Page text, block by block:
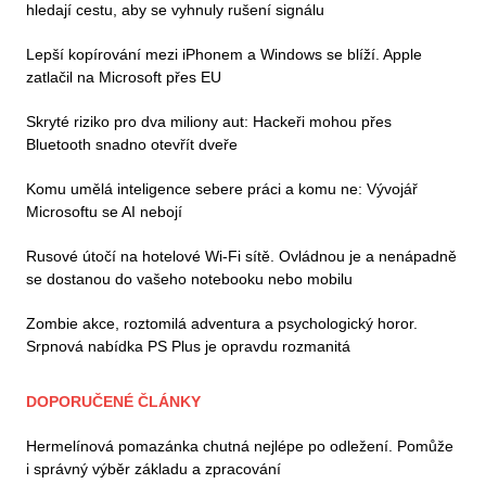
hledají cestu, aby se vyhnuly rušení signálu
Lepší kopírování mezi iPhonem a Windows se blíží. Apple
zatlačil na Microsoft přes EU
Skryté riziko pro dva miliony aut: Hackeři mohou přes
Bluetooth snadno otevřít dveře
Komu umělá inteligence sebere práci a komu ne: Vývojář
Microsoftu se AI nebojí
Rusové útočí na hotelové Wi-Fi sítě. Ovládnou je a nenápadně
se dostanou do vašeho notebooku nebo mobilu
Zombie akce, roztomilá adventura a psychologický horor.
Srpnová nabídka PS Plus je opravdu rozmanitá
DOPORUČENÉ ČLÁNKY
Hermelínová pomazánka chutná nejlépe po odležení. Pomůže
i správný výběr základu a zpracování